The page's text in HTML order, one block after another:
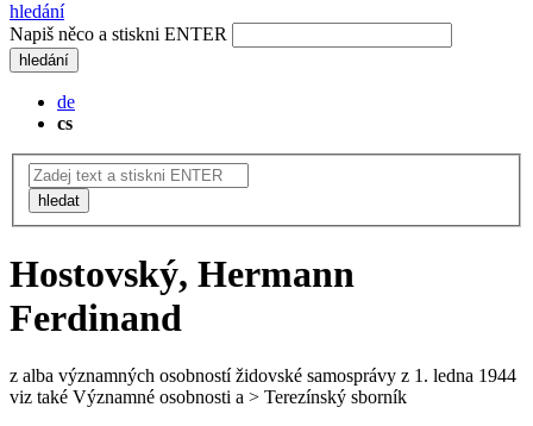
hledání
Napiš něco a stiskni ENTER
hledání
de
cs
hledat
Hostovský, Hermann
Ferdinand
z alba významných osobností židovské samosprávy z 1. ledna 1944
viz také Významné osobnosti a > Terezínský sborník